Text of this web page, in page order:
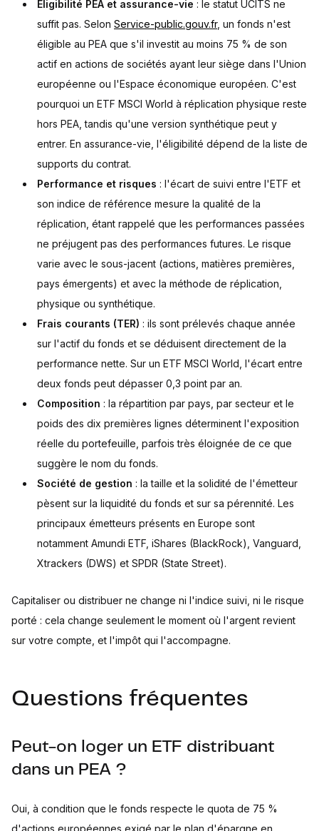
Éligibilité PEA et assurance-vie : le statut UCITS ne
suffit pas. Selon Service-public.gouv.fr, un fonds n'est
éligible au PEA que s'il investit au moins 75 % de son
actif en actions de sociétés ayant leur siège dans l'Union
européenne ou l'Espace économique européen. C'est
pourquoi un ETF MSCI World à réplication physique reste
hors PEA, tandis qu'une version synthétique peut y
entrer. En assurance-vie, l'éligibilité dépend de la liste de
supports du contrat.
Performance et risques : l'écart de suivi entre l'ETF et
son indice de référence mesure la qualité de la
réplication, étant rappelé que les performances passées
ne préjugent pas des performances futures. Le risque
varie avec le sous-jacent (actions, matières premières,
pays émergents) et avec la méthode de réplication,
physique ou synthétique.
Frais courants (TER) : ils sont prélevés chaque année
sur l'actif du fonds et se déduisent directement de la
performance nette. Sur un ETF MSCI World, l'écart entre
deux fonds peut dépasser 0,3 point par an.
Composition : la répartition par pays, par secteur et le
poids des dix premières lignes déterminent l'exposition
réelle du portefeuille, parfois très éloignée de ce que
suggère le nom du fonds.
Société de gestion : la taille et la solidité de l'émetteur
pèsent sur la liquidité du fonds et sur sa pérennité. Les
principaux émetteurs présents en Europe sont
notamment Amundi ETF, iShares (BlackRock), Vanguard,
Xtrackers (DWS) et SPDR (State Street).
Capitaliser ou distribuer ne change ni l'indice suivi, ni le risque
porté : cela change seulement le moment où l'argent revient
sur votre compte, et l'impôt qui l'accompagne.
Questions fréquentes
Peut-on loger un ETF distribuant
dans un PEA ?
Oui, à condition que le fonds respecte le quota de 75 %
d'actions européennes exigé par le plan d'épargne en